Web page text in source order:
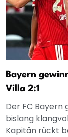
Bayern
Villa 2:1
Der FC Bayern
bislang
Kapitän rückt